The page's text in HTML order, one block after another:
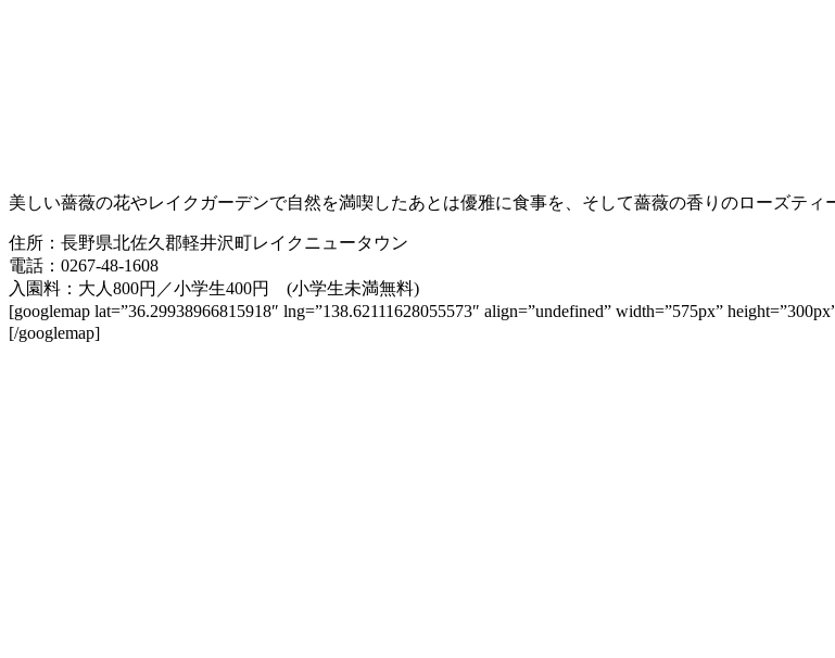
美しい薔薇の花やレイクガーデンで自然を満喫したあとは優雅に食事を、そして薔薇の香りのローズティ
住所：長野県北佐久郡軽井沢町レイクニュータウン
電話：0267-48-1608
入園料：大人800円／小学生400円 (小学生未満無料)
[googlemap lat=”36.29938966815918″ lng=”138.62111628055573″ align=”undefined” width=”575px”
[/googlemap]